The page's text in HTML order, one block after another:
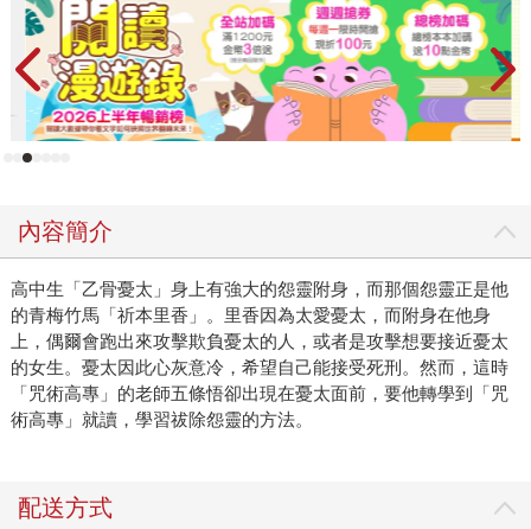
內容簡介
高中生「乙骨憂太」身上有強大的怨靈附身，而那個怨靈正是他
的青梅竹馬「祈本里香」。里香因為太愛憂太，而附身在他身
上，偶爾會跑出來攻擊欺負憂太的人，或者是攻擊想要接近憂太
的女生。憂太因此心灰意冷，希望自己能接受死刑。然而，這時
「咒術高專」的老師五條悟卻出現在憂太面前，要他轉學到「咒
術高專」就讀，學習祓除怨靈的方法。
配送方式